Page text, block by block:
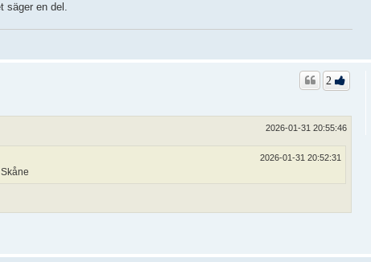
säger en del.
2
2026-01-31 20:55:46
2026-01-31 20:52:31